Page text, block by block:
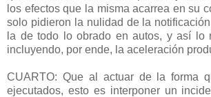
los efectos que la misma acarrea en su
solo pidieron la nulidad de la
la de todo lo obrado en autos, y así lo
incluyendo, por ende, la aceleración
CUARTO: Que al actuar de la forma
ejecutados, esto es interponer un